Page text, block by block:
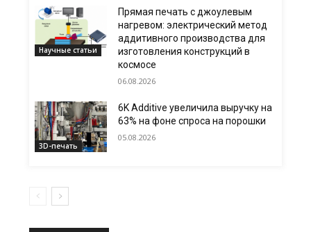
Научные статьи
Прямая печать с джоулевым
нагревом: электрический метод
аддитивного производства для
изготовления конструкций в
космосе
06.08.2026
3D-печать
6K Additive увеличила выручку на
63% на фоне спроса на порошки
05.08.2026